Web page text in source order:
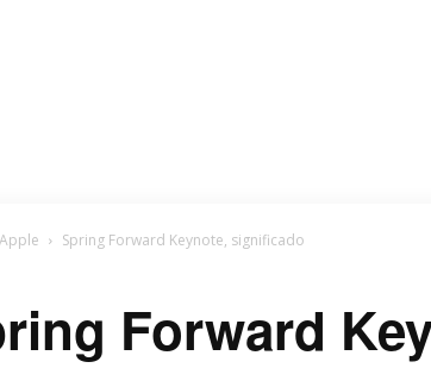
Apple Spring Forward Keynote, significado
Forward